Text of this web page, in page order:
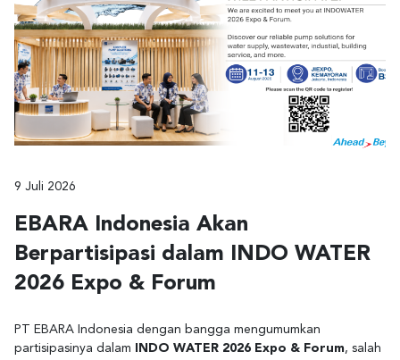
9 Juli 2026
EBARA Indonesia Akan
Berpartisipasi dalam INDO WATER
2026 Expo & Forum
PT EBARA Indonesia dengan bangga mengumumkan
partisipasinya dalam
INDO WATER 2026 Expo & Forum, salah